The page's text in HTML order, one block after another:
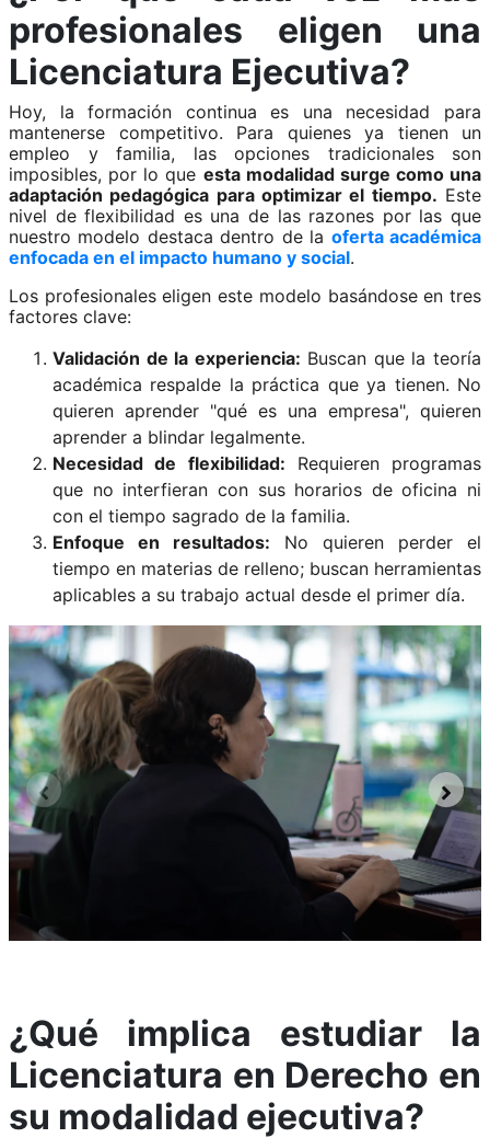
profesionales eligen una
Licenciatura Ejecutiva?
Hoy, la formación continua es una necesidad para
mantenerse competitivo. Para quienes ya tienen un
empleo y familia, las opciones tradicionales son
imposibles, por lo que esta modalidad surge como una
adaptación pedagógica para optimizar el tiempo. Este
nivel de flexibilidad es una de las razones por las que
nuestro modelo destaca dentro de la oferta académica
enfocada en el impacto humano y social.
Los profesionales eligen este modelo basándose en tres
factores clave:
Validación de la experiencia: Buscan que la teoría
académica respalde la práctica que ya tienen. No
quieren aprender "qué es una empresa", quieren
aprender a blindar legalmente.
Necesidad de flexibilidad: Requieren programas
que no interfieran con sus horarios de oficina ni
con el tiempo sagrado de la familia.
Enfoque en resultados: No quieren perder el
tiempo en materias de relleno; buscan herramientas
aplicables a su trabajo actual desde el primer día.
¿Qué implica estudiar la
Licenciatura en Derecho en
su modalidad ejecutiva?